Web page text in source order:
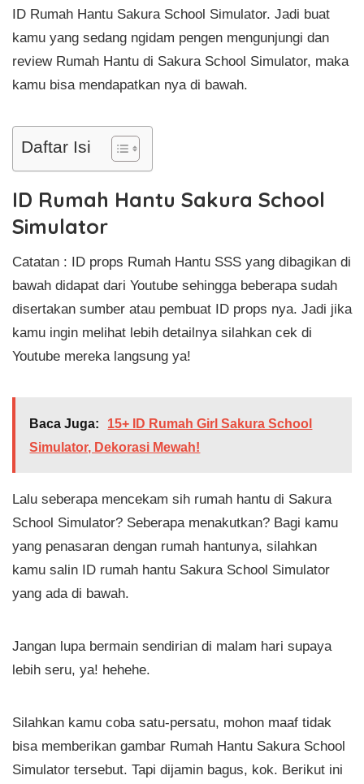
ID Rumah Hantu Sakura School Simulator. Jadi buat
kamu yang sedang ngidam pengen mengunjungi dan
review Rumah Hantu di Sakura School Simulator, maka
kamu bisa mendapatkan nya di bawah.
Daftar Isi
ID Rumah Hantu Sakura School
Simulator
Catatan : ID props Rumah Hantu SSS yang dibagikan di
bawah didapat dari Youtube sehingga beberapa sudah
disertakan sumber atau pembuat ID props nya. Jadi jika
kamu ingin melihat lebih detailnya silahkan cek di
Youtube mereka langsung ya!
Baca Juga:
15+ ID Rumah Girl Sakura School
Simulator, Dekorasi Mewah!
Lalu seberapa mencekam sih rumah hantu di Sakura
School Simulator? Seberapa menakutkan? Bagi kamu
yang penasaran dengan rumah hantunya, silahkan
kamu salin ID rumah hantu Sakura School Simulator
yang ada di bawah.
Jangan lupa bermain sendirian di malam hari supaya
lebih seru, ya! hehehe.
Silahkan kamu coba satu-persatu, mohon maaf tidak
bisa memberikan gambar Rumah Hantu Sakura School
Simulator tersebut. Tapi dijamin bagus, kok. Berikut ini